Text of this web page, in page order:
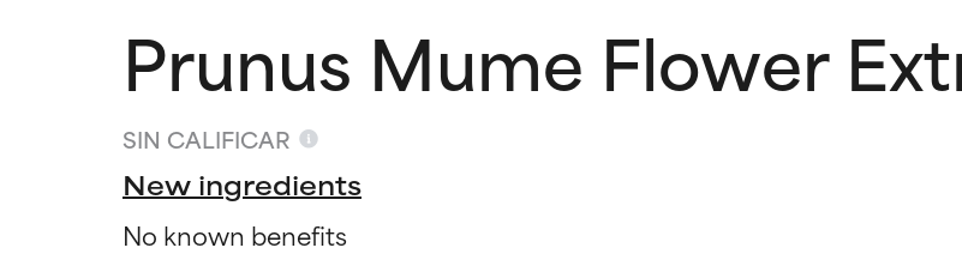
Prunus Mume Flower
SIN CALIFICAR
New ingredients
No known benefits